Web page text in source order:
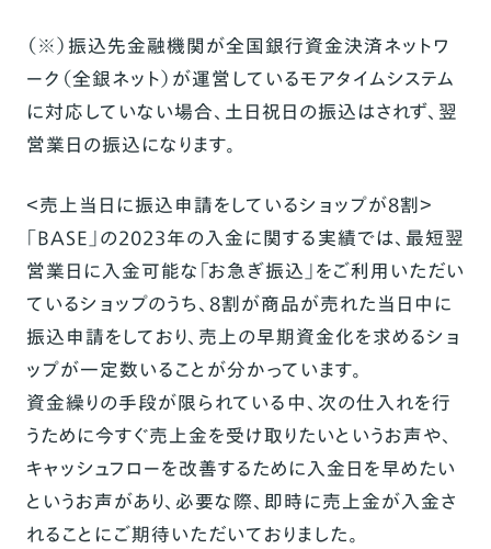
（※）振込先金融機関が全国銀行資金決済ネットワ
ーク（全銀ネット）が運営しているモアタイムシステム
に対応していない場合、土日祝日の振込はされず、翌
営業日の振込になります。
＜売上当日に振込申請をしているショップが8割＞
「BASE」の2023年の入金に関する実績では、最短翌
営業日に入金可能な「お急ぎ振込」をご利用いただい
ているショップのうち、8割が商品が売れた当日中に
振込申請をしており、売上の早期資金化を求めるショ
ップが一定数いることが分かっています。
資金繰りの手段が限られている中、次の仕入れを行
うために今すぐ売上金を受け取りたいというお声や、
キャッシュフローを改善するために入金日を早めたい
というお声があり、必要な際、即時に売上金が入金さ
れることにご期待いただいておりました。